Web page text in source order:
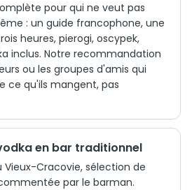
pour qui ne veut pas
: un guide francophone, une
heures, pierogi, oscypek,
inclus. Notre recommandation
ou les groupes d'amis qui
ce qu'ils mangent, pas
en bar traditionnel
Vieux-Cracovie, sélection de
par le barman.